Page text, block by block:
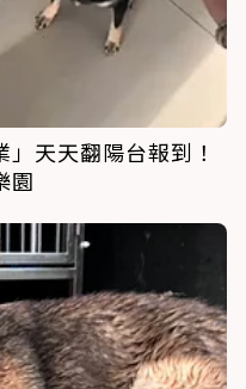
天天翻陽台報到！
園